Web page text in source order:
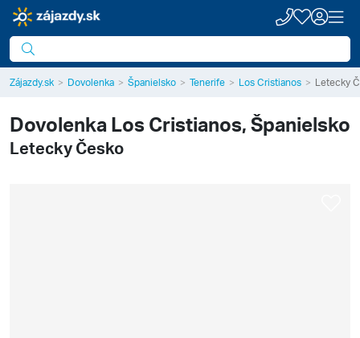
Zájazdy.sk Dovolenka Španielsko Tenerife Los Cristianos Letecky
Dovolenka Los Cristianos, Španielsko
Letecky Česko